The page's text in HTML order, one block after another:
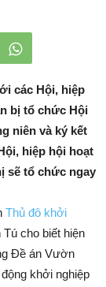
các Hội, hiệp
bị tổ chức Hội
niên và ký kết
hiệp hội hoạt
sẽ tổ chức ngay
Thủ đô khởi
Tú cho biết hiện
Đề án Vườn
khởi nghiệp